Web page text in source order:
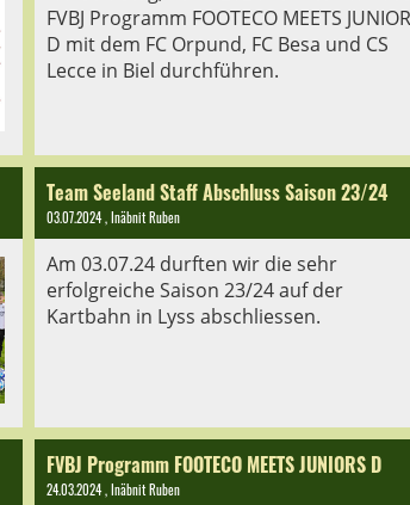
FVBJ Programm FOOTECO MEETS
D mit dem FC Orpund, FC Besa und CS
Lecce in Biel durchführen.
Team Seeland Staff Abschluss Saison 23/24
03.07.2024, Inäbnit Ruben
Am 03.07.24 durften wir die sehr
erfolgreiche Saison 23/24 auf der
Kartbahn in Lyss abschliessen.
FVBJ Programm FOOTECO MEETS JUNIORS D
24.03.2024, Inäbnit Ruben